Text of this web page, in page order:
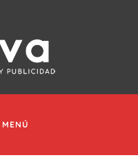
MENÚ